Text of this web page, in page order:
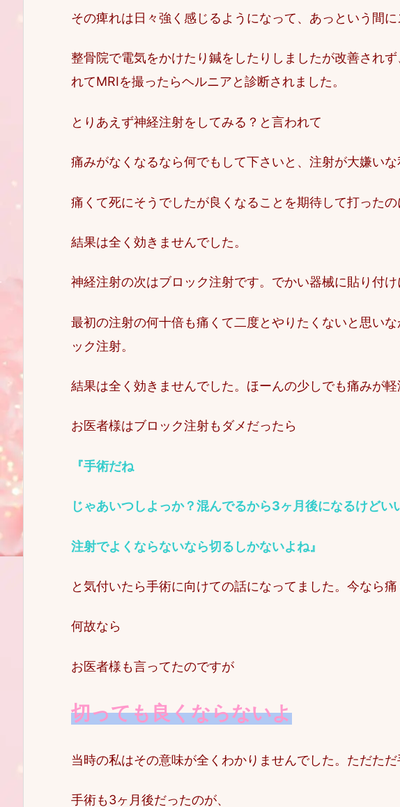
その痺れは日々強く感じるようになって、あっという間
整骨院で電気をかけたり鍼をしたりしましたが改善され
れてMRIを撮ったらヘルニアと診断されました。
とりあえず神経注射をしてみる？と言われて
痛みがなくなるなら何でもして下さいと、注射が大嫌い
痛くて死にそうでしたが良くなることを期待して打ったの
結果は全く効きませんでした。
神経注射の次はブロック注射です。でかい器械に貼り付
最初の注射の何十倍も痛くて二度とやりたくないと思い
ック注射。
結果は全く効きませんでした。ほーんの少しでも痛みが軽
お医者様はブロック注射もダメだったら
『手術だね
じゃあいつしよっか？混んでるから3ヶ月後になるけどい
注射でよくならないなら切るしかないよね』
と気付いたら手術に向けての話になってました。今なら
何故なら
お医者様も言ってたのですが
切っても良くならないよ
当時の私はその意味が全くわかりませんでした。ただた
手術も3ヶ月後だったのが、